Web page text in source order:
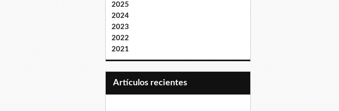
2025
2024
2023
2022
2021
Artículos recientes